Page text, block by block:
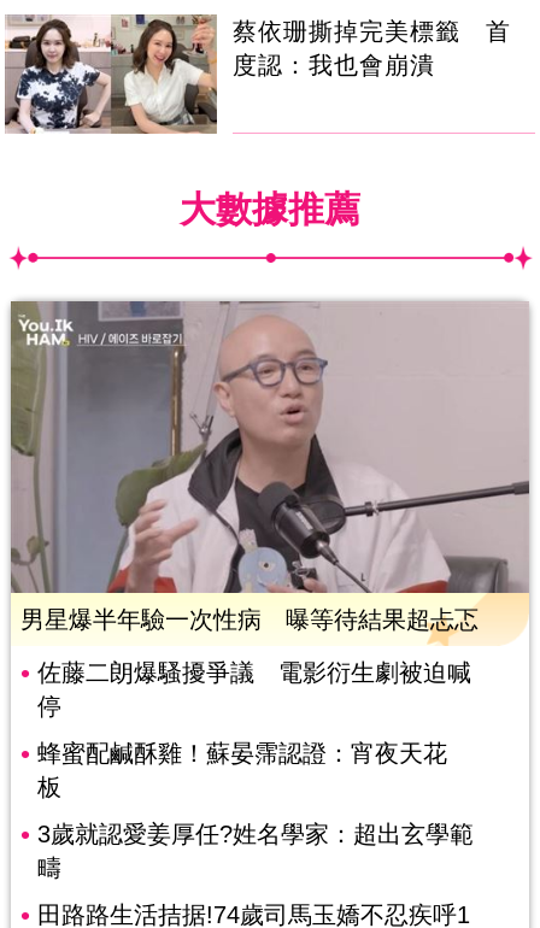
蔡依珊撕掉完美標籤 首
度認：我也會崩潰
大數據推薦
男星爆半年驗一次性病 曝等待結果超忐忑
佐藤二朗爆騷擾爭議 電影衍生劇被迫喊
停
蜂蜜配鹹酥雞！蘇晏霈認證：宵夜天花
板
3歲就認愛姜厚任?姓名學家：超出玄學範
疇
田路路生活拮据!74歲司馬玉嬌不忍疾呼1